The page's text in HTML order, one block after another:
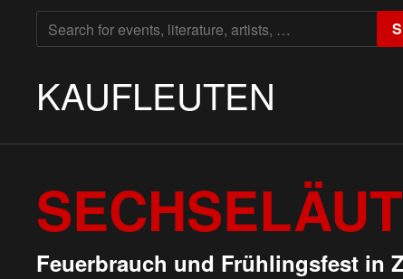
SEARCH
FOR:
KAUFLEUTEN
Feuerbrauch und Frühlingsfest in